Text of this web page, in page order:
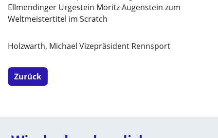
Ellmendinger Urgestein Moritz Augenstein zum
Weltmeistertitel im Scratch
Holzwarth, Michael Vizepräsident Rennsport
Zurück